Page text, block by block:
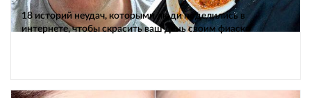
18 историй неудач, которыми люди поделились в
интернете, чтобы скрасить ваш день своим фиаско